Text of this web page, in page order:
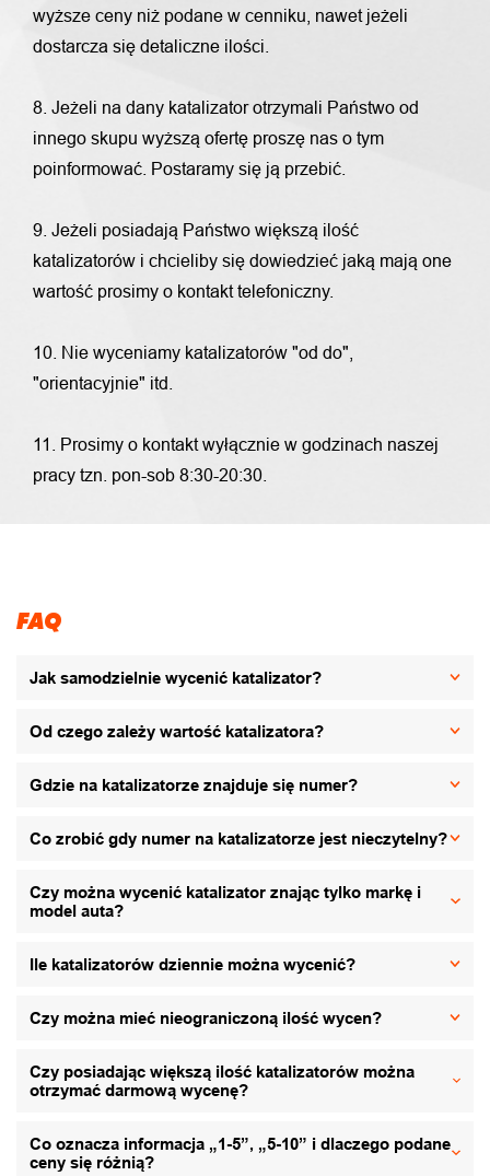
wyższe ceny niż podane w cenniku, nawet jeżeli
dostarcza się detaliczne ilości.
8. Jeżeli na dany katalizator otrzymali Państwo od
innego skupu wyższą ofertę proszę nas o tym
poinformować. Postaramy się ją przebić.
9. Jeżeli posiadają Państwo większą ilość
katalizatorów i chcieliby się dowiedzieć jaką mają one
wartość prosimy o kontakt telefoniczny.
10. Nie wyceniamy katalizatorów "od do",
"orientacyjnie" itd.
11. Prosimy o kontakt wyłącznie w godzinach naszej
pracy tzn. pon-sob 8:30-20:30.
FAQ
Jak samodzielnie wycenić katalizator?
Od czego zależy wartość katalizatora?
Gdzie na katalizatorze znajduje się numer?
Co zrobić gdy numer na katalizatorze jest nieczytelny?
Czy można wycenić katalizator znając tylko markę i
model auta?
Ile katalizatorów dziennie można wycenić?
Czy można mieć nieograniczoną ilość wycen?
Czy posiadając większą ilość katalizatorów można
otrzymać darmową wycenę?
Co oznacza informacja „1-5”, „5-10” i dlaczego podane
ceny się różnią?